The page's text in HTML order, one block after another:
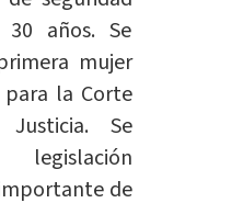
años. Se
mujer
para la Corte
Se
de